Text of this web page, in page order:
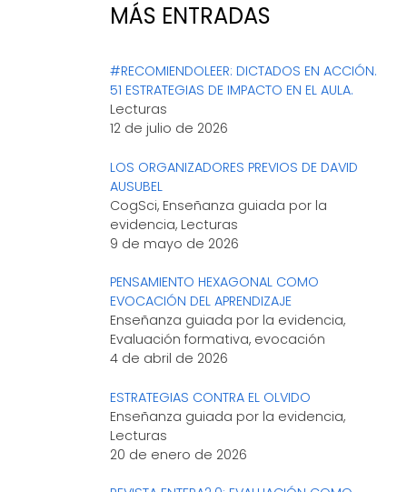
MÁS ENTRADAS
#RECOMIENDOLEER: DICTADOS EN ACCIÓN.
51 ESTRATEGIAS DE IMPACTO EN EL AULA.
Lecturas
12 de julio de 2026
LOS ORGANIZADORES PREVIOS DE DAVID
AUSUBEL
CogSci, Enseñanza guiada por la
evidencia, Lecturas
9 de mayo de 2026
PENSAMIENTO HEXAGONAL COMO
EVOCACIÓN DEL APRENDIZAJE
Enseñanza guiada por la evidencia,
Evaluación formativa, evocación
4 de abril de 2026
ESTRATEGIAS CONTRA EL OLVIDO
Enseñanza guiada por la evidencia,
Lecturas
20 de enero de 2026